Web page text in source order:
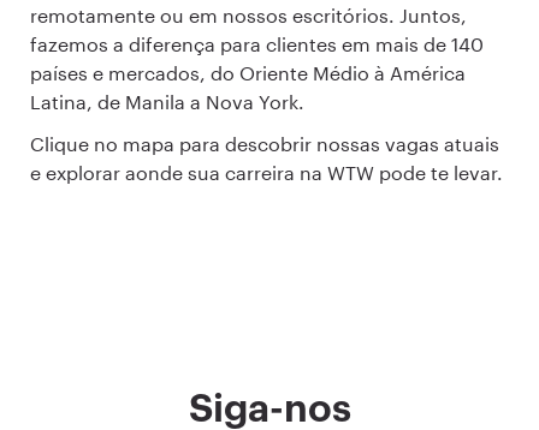
remotamente ou em nossos escritórios. Juntos,
fazemos a diferença para clientes em mais de 140
países e mercados, do Oriente Médio à América
Latina, de Manila a Nova York.
Clique no mapa para descobrir nossas vagas atuais
e explorar aonde sua carreira na WTW pode te levar.
Siga-nos